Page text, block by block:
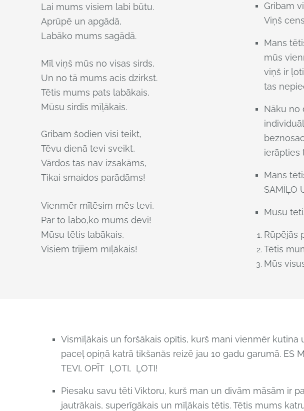
Lai mums visiem labi būtu.
Aprūpē un apgādā,
Labāko mums sagādā.
Mīl viņš mūs no visas sirds,
Un no tā mums acis dzirkst.
Tētis mums pats labākais,
Mūsu sirdīs mīļākais.
Gribam šodien visi teikt,
Tēvu dienā tevi sveikt,
Vārdos tas nav izsakāms,
Tikai smaidos parādāms!
Vienmēr mīlēsim mēs tevi,
Par to labo,ko mums devi!
Mūsu tētis labākais,
Visiem trijiem mīļākais!
Gribam
Viņš
Mans
mūs
viņš ir
tas
Nāku no
ierāpties
Mans
SAMĪĻO
Mūsu
Rūpējās
Tētis
Mūs
Vismīļākais un foršākais opītis, kurš mani vienmēr kutina
paceļ opiņā katrā tikšanăs reizē jau 10 gadu garumā. ES
TEVI, OPĪT ĻOTI, ĻOTI!
Piesaku savu tēti Viktoru, kurš man un divām māsām ir
jautrākais, superīgākais un mīļākais tētis. Tētis mums